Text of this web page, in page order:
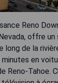
Reno
offre
long de la
en
Reno-Tahoe.